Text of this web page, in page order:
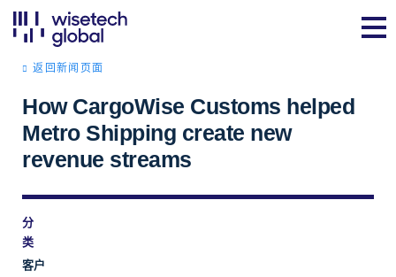
返回新闻页面
How CargoWise Customs helped
Metro Shipping create new
revenue streams
分
类
客户